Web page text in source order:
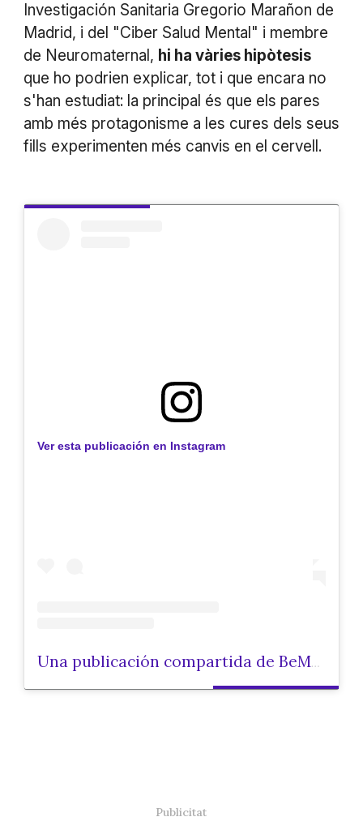
Investigación Sanitaria Gregorio Marañon de
Madrid, i del "Ciber Salud Mental" i membre
de Neuromaternal, hi ha vàries hipòtesis
que ho podrien explicar, tot i que encara no
s'han estudiat: la principal és que els pares
amb més protagonisme a les cures dels seus
fills experimenten més canvis en el cervell.
Ver esta publicación en Instagram
Una publicación compartida de BeMother (@bemotherproject)